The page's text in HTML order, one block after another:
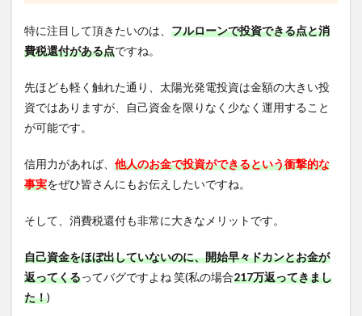
特に注目して頂きたいのは、 フルローンで投資できる点と消
費税還付がある点ですね。
先ほども軽く触れた通り、太陽光発電投資は金額の大きい投
資ではありますが、自己資金を限りなく少なく運用すること
が可能です。
信用力があれば、 他人のお金で投資ができるという衝撃的な
事実をぜひ皆さんにもお伝えしたいですね。
そして、消費税還付も非常に大きなメリットです。
自己資金をほぼ出していないのに、開始早々ドカンとお金が
返ってくるってバグですよね 笑(私の場合217万返ってきまし
た！)